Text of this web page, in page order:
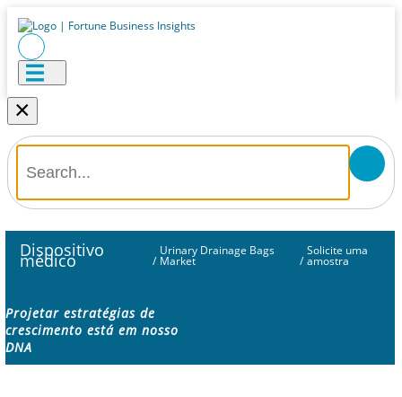
×
Dispositivo
médico /
Urinary Drainage Bags
Market /
Solicite uma
amostra
Projetar estratégias de
crescimento está em nosso
DNA